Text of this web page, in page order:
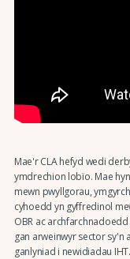
Mae'r CLA hefyd wedi
ymdrechion lobïo. Mae
mewn pwyllgorau,
cyhoedd yn gyffredinol
OBR ac
gan arweinwyr sector sy'n
ganlyniad i newidiadau IHT.